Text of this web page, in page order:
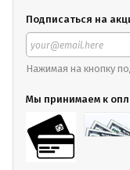
Подписаться на
Нажимая на кнопку
Мы принимаем к